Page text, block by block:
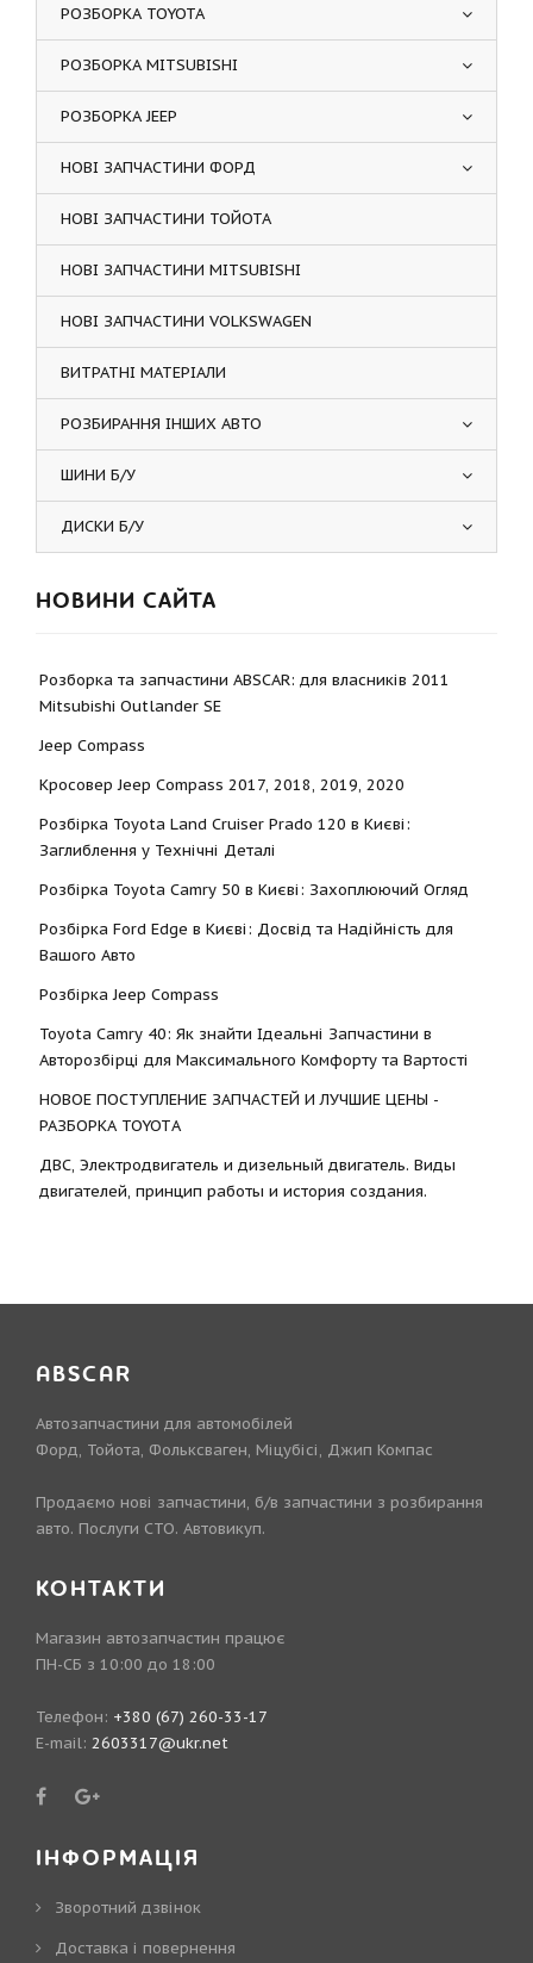
РОЗБОРКА TOYOTA
РОЗБОРКА MITSUBISHI
РОЗБОРКА JEEP
НОВІ ЗАПЧАСТИНИ ФОРД
НОВІ ЗАПЧАСТИНИ ТОЙОТА
НОВІ ЗАПЧАСТИНИ MITSUBISHI
НОВІ ЗАПЧАСТИНИ VOLKSWAGEN
ВИТРАТНІ МАТЕРІАЛИ
РОЗБИРАННЯ ІНШИХ АВТО
ШИНИ Б/У
ДИСКИ Б/У
НОВИНИ САЙТА
Розборка та запчастини ABSCAR: для власників 2011
Mitsubishi Outlander SE
Jeep Compass
Кросовер Jeep Compass 2017, 2018, 2019, 2020
Розбірка Toyota Land Cruiser Prado 120 в Києві:
Заглиблення у Технічні Деталі
Розбірка Toyota Camry 50 в Києві: Захоплюючий Огляд
Розбірка Ford Edge в Києві: Досвід та Надійність для
Вашого Авто
Розбірка Jeep Compass
Toyota Camry 40: Як знайти Ідеальні Запчастини в
Авторозбірці для Максимального Комфорту та Вартості
НОВОЕ ПОСТУПЛЕНИЕ ЗАПЧАСТЕЙ И ЛУЧШИЕ ЦЕНЫ -
РАЗБОРКА TOYOTА
ДВС, Электродвигатель и дизельный двигатель. Виды
двигателей, принцип работы и история создания.
ABSCAR
Автозапчастини для автомобілей
Форд, Тойота, Фольксваген, Міцубісі, Джип Компас
Продаємо нові запчастини, б/в запчастини з розбирання
авто. Послуги СТО. Автовикуп.
КОНТАКТИ
Магазин автозапчастин працює
ПН-СБ з 10:00 до 18:00
Телефон: +380 (67) 260-33-17
E-mail: 2603317@ukr.net
ІНФОРМАЦІЯ
Зворотний дзвінок
Доставка і повернення